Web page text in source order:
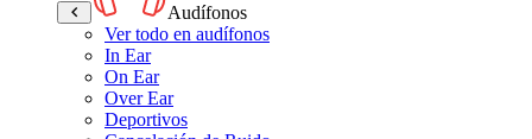
Audífonos
Ver todo en audífonos
In Ear
On Ear
Over Ear
Deportivos